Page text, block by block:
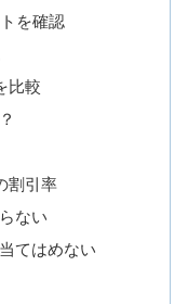
を確認
比較
割引率
ない
てはめない